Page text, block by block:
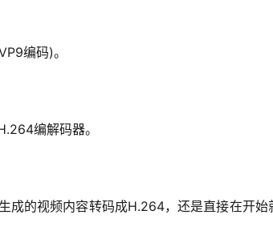
编码)。
编解码器。
成的视频内容转码成H.264，还是直接在开始